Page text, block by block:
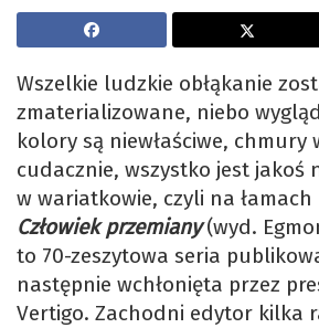
Wszelkie ludzkie obłąkanie
zmaterializowane, niebo
kolory są niewłaściwe, chmury
cudacznie, wszystko jest jakoś
w wariatkowie, czyli na łamach
Człowiek przemiany(wyd.
to 70-zeszytowa seria
następnie wchłonięta przez
Vertigo. Zachodni edytor kilka